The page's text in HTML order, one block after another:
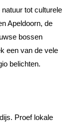
tot culturele
Apeldoorn, de
bossen
een van de vele
belichten.
Proef lokale